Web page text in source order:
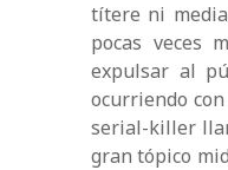
títere ni
pocas veces
expulsar al
ocurriendo
serial-killer
gran tópico